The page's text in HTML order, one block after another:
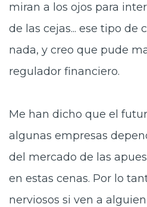
miran a los ojos para
de las cejas... ese tipo de
nada, y creo que pude
regulador financiero.
Me han dicho que el
algunas empresas
del mercado de las
en estas cenas. Por lo
nerviosos si ven a